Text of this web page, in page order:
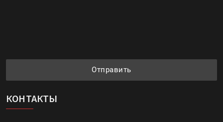
Отправить
КОНТАКТЫ